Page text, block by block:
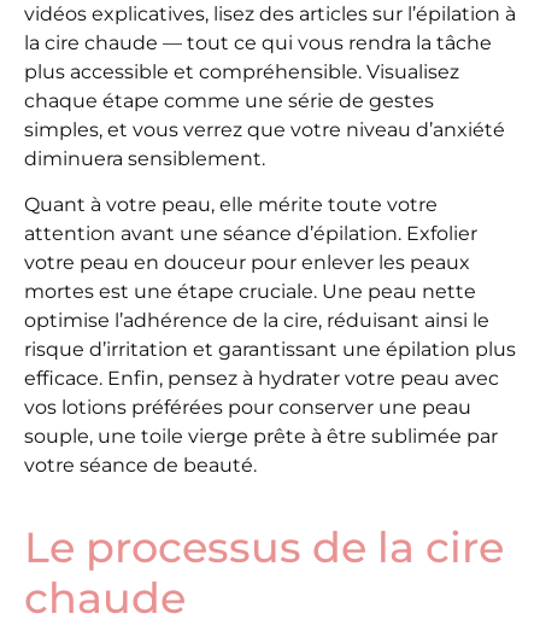
vidéos explicatives, lisez des articles sur l’épilation à
la cire chaude — tout ce qui vous rendra la tâche
plus accessible et compréhensible. Visualisez
chaque étape comme une série de gestes
simples, et vous verrez que votre niveau d’anxiété
diminuera sensiblement.
Quant à votre peau, elle mérite toute votre
attention avant une séance d’épilation. Exfolier
votre peau en douceur pour enlever les peaux
mortes est une étape cruciale. Une peau nette
optimise l’adhérence de la cire, réduisant ainsi le
risque d’irritation et garantissant une épilation plus
efficace. Enfin, pensez à hydrater votre peau avec
vos lotions préférées pour conserver une peau
souple, une toile vierge prête à être sublimée par
votre séance de beauté.
Le processus de la cire
chaude